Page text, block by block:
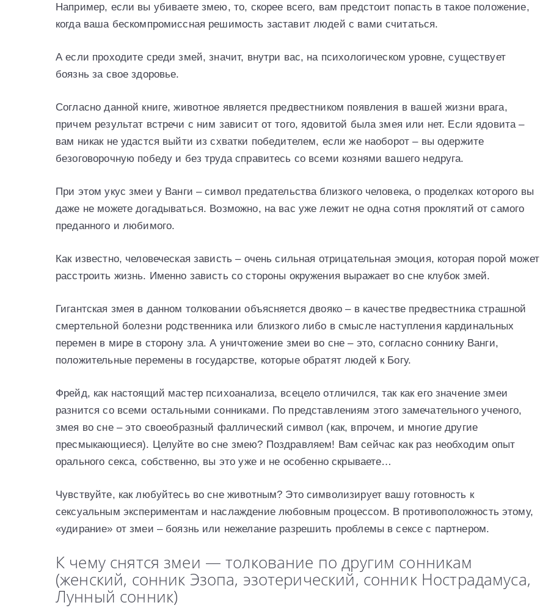
Например, если вы убиваете змею, то, скорее всего, вам предстоит попасть в такое положение,
когда ваша бескомпромиссная решимость заставит людей с вами считаться.
А если проходите среди змей, значит, внутри вас, на психологическом уровне, существует
боязнь за свое здоровье.
Согласно данной книге, животное является предвестником появления в вашей жизни врага,
причем результат встречи с ним зависит от того, ядовитой была змея или нет. Если ядовита –
вам никак не удастся выйти из схватки победителем, если же наоборот – вы одержите
безоговорочную победу и без труда справитесь со всеми кознями вашего недруга.
При этом укус змеи у Ванги – символ предательства близкого человека, о проделках которого вы
даже не можете догадываться. Возможно, на вас уже лежит не одна сотня проклятий от самого
преданного и любимого.
Как известно, человеческая зависть – очень сильная отрицательная эмоция, которая порой может
расстроить жизнь. Именно зависть со стороны окружения выражает во сне клубок змей.
Гигантская змея в данном толковании объясняется двояко – в качестве предвестника страшной
смертельной болезни родственника или близкого либо в смысле наступления кардинальных
перемен в мире в сторону зла. А уничтожение змеи во сне – это, согласно соннику Ванги,
положительные перемены в государстве, которые обратят людей к Богу.
Фрейд, как настоящий мастер психоанализа, всецело отличился, так как его значение змеи
разнится со всеми остальными сонниками. По представлениям этого замечательного ученого,
змея во сне – это своеобразный фаллический символ (как, впрочем, и многие другие
пресмыкающиеся). Целуйте во сне змею? Поздравляем! Вам сейчас как раз необходим опыт
орального секса, собственно, вы это уже и не особенно скрываете…
Чувствуйте, как любуйтесь во сне животным? Это символизирует вашу готовность к
сексуальным экспериментам и наслаждение любовным процессом. В противоположность этому,
«удирание» от змеи – боязнь или нежелание разрешить проблемы в сексе с партнером.
К чему снятся змеи — толкование по другим сонникам
(женский, сонник Эзопа, эзотерический, сонник Нострадамуса,
Лунный сонник)